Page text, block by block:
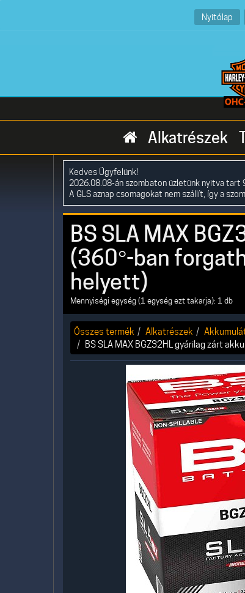
Nyitólap
Alkatrészek
Kedves Ügyfelünk!
2026.08.08-án szombaton üzletünk nyitva tart
A GLS aznap csomagokat nem szállít, így a
BS SLA MAX
(360°-ban
helyett)
Mennyiségi egység (1 egység ezt takarja): 1 db
Összes termék Alkatrészek
BS SLA MAX BGZ32HL gyárilag zárt